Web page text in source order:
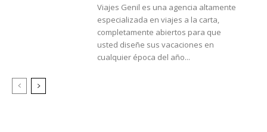
Viajes Genil es una agencia altamente
especializada en viajes a la carta,
completamente abiertos para que
usted diseñe sus vacaciones en
cualquier época del año...